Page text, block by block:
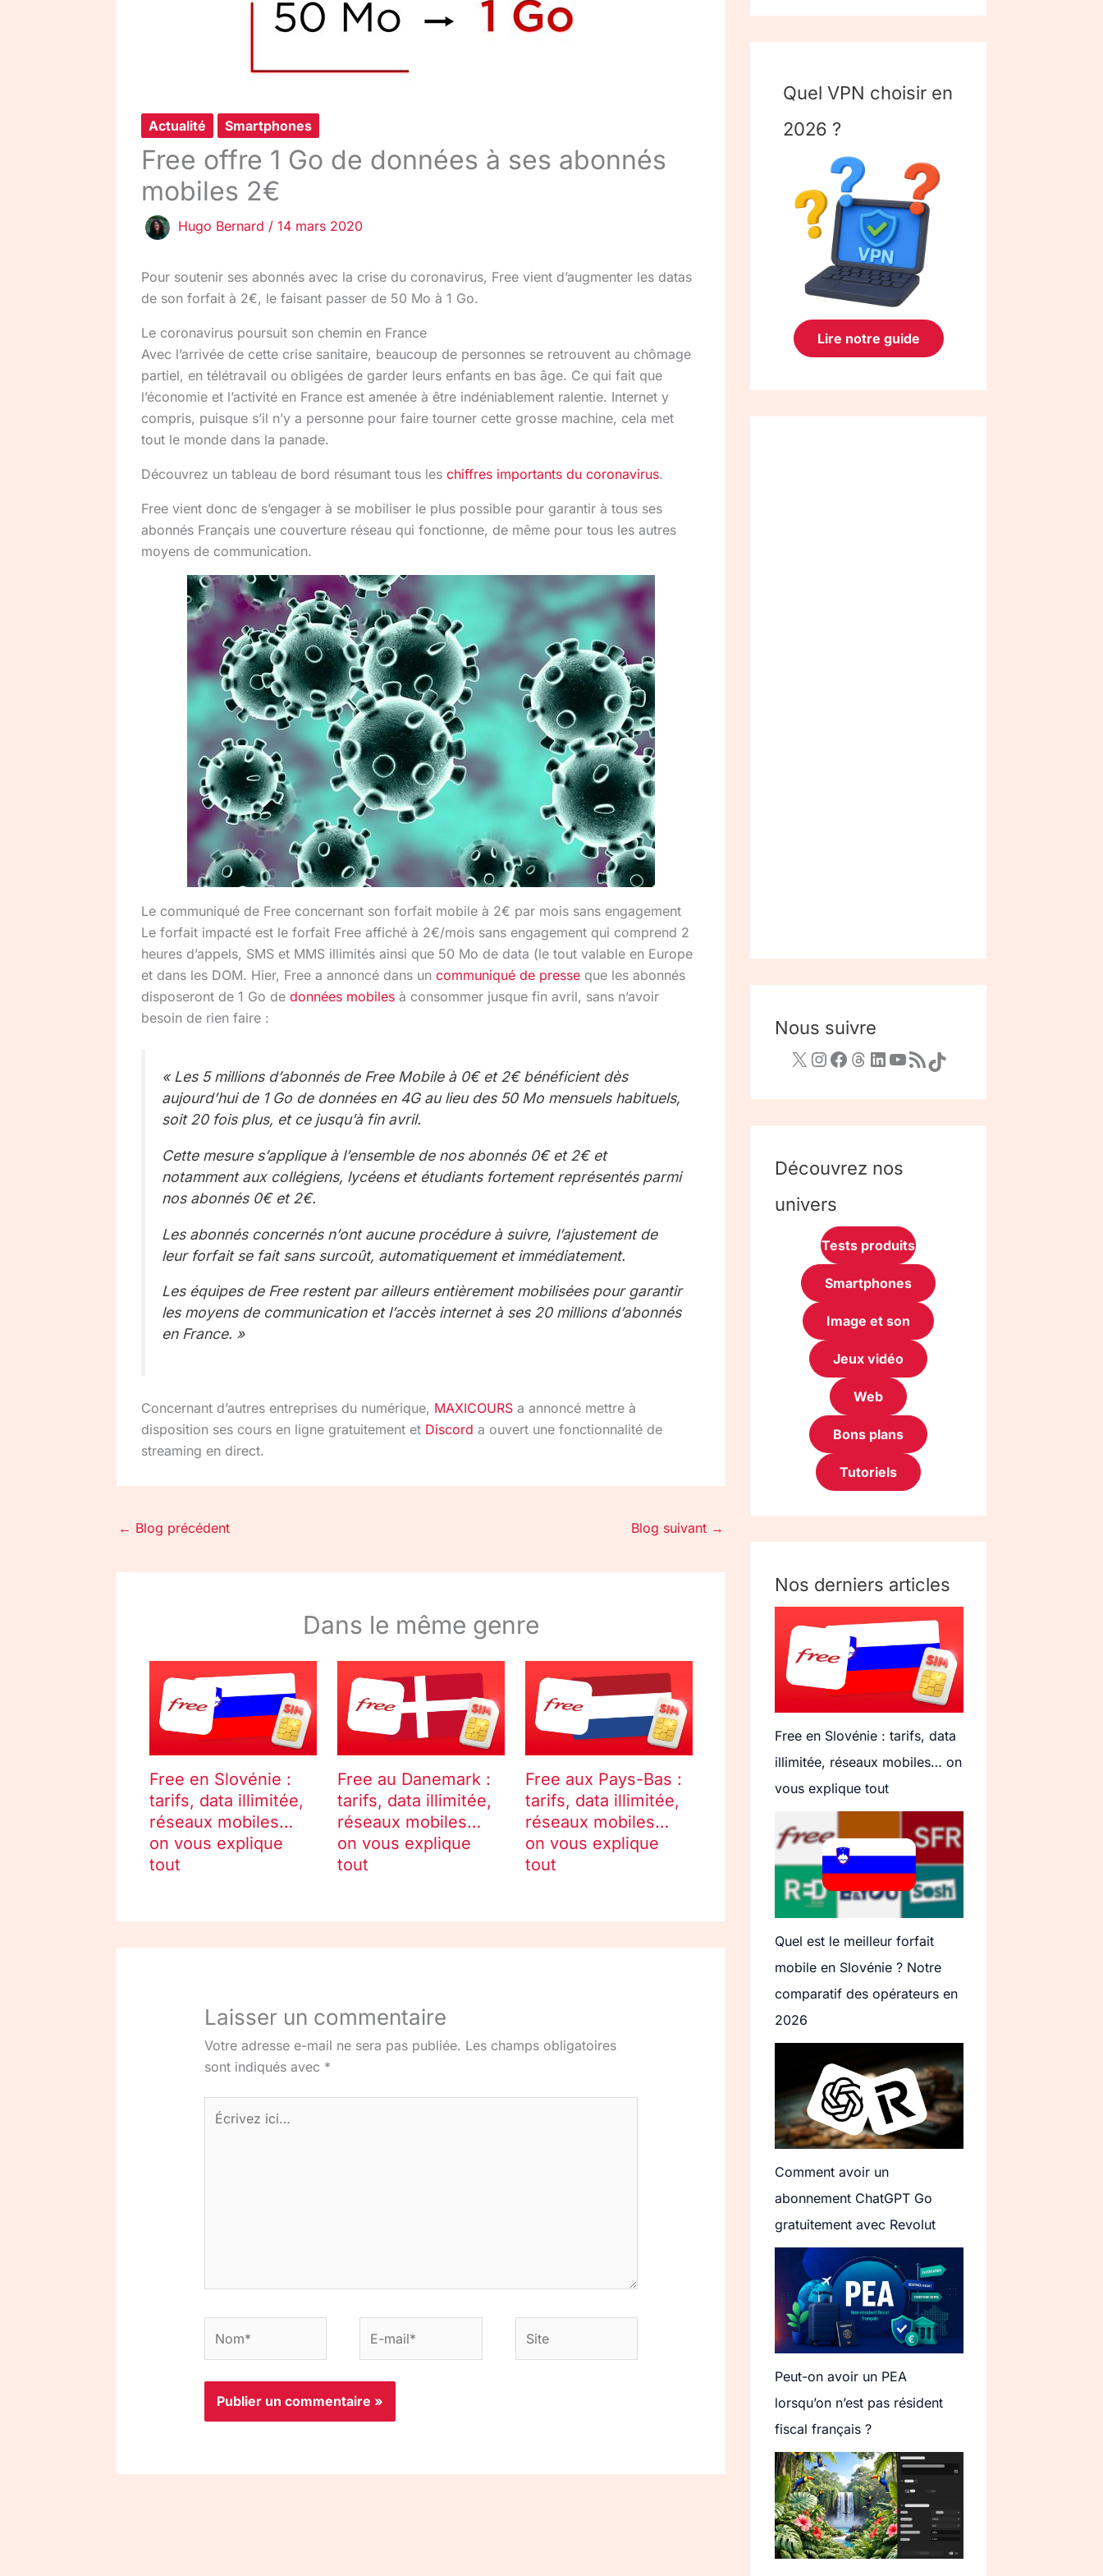
Actualité Smartphones
Free offre 1 Go de données à ses abonnés
mobiles 2€
Hugo Bernard / 14 mars 2020
Pour soutenir ses abonnés avec la crise du coronavirus, Free vient d’augmenter les datas
de son forfait à 2€, le faisant passer de 50 Mo à 1 Go.
Le coronavirus poursuit son chemin en France
Avec l’arrivée de cette crise sanitaire, beaucoup de personnes se retrouvent au chômage
partiel, en télétravail ou obligées de garder leurs enfants en bas âge. Ce qui fait que
l’économie et l’activité en France est amenée à être indéniablement ralentie. Internet y
compris, puisque s’il n’y a personne pour faire tourner cette grosse machine, cela met
tout le monde dans la panade.
Découvrez un tableau de bord résumant tous les chiffres importants du coronavirus.
Free vient donc de s’engager à se mobiliser le plus possible pour garantir à tous ses
abonnés Français une couverture réseau qui fonctionne, de même pour tous les autres
moyens de communication.
Le communiqué de Free concernant son forfait mobile à 2€ par mois sans engagement
Le forfait impacté est le forfait Free affiché à 2€/mois sans engagement qui comprend 2
heures d’appels, SMS et MMS illimités ainsi que 50 Mo de data (le tout valable en Europe
et dans les DOM. Hier, Free a annoncé dans un communiqué de presse que les abonnés
disposeront de 1 Go de données mobiles à consommer jusque fin avril, sans n’avoir
besoin de rien faire :
« Les 5 millions d’abonnés de Free Mobile à 0€ et 2€ bénéficient dès
aujourd’hui de 1 Go de données en 4G au lieu des 50 Mo mensuels habituels,
soit 20 fois plus, et ce jusqu’à fin avril.
Cette mesure s’applique à l’ensemble de nos abonnés 0€ et 2€ et
notamment aux collégiens, lycéens et étudiants fortement représentés parmi
nos abonnés 0€ et 2€.
Les abonnés concernés n’ont aucune procédure à suivre, l’ajustement de
leur forfait se fait sans surcoût, automatiquement et immédiatement.
Les équipes de Free restent par ailleurs entièrement mobilisées pour garantir
les moyens de communication et l’accès internet à ses 20 millions d’abonnés
en France. »
Concernant d’autres entreprises du numérique, MAXICOURS a annoncé mettre à
disposition ses cours en ligne gratuitement et Discord a ouvert une fonctionnalité de
streaming en direct.
← Blog précédent Blog suivant →
Dans le même genre
Free en Slovénie :
tarifs, data illimitée,
réseaux mobiles…
on vous explique
tout
Free au Danemark :
tarifs, data illimitée,
réseaux mobiles…
on vous explique
tout
Free aux Pays-Bas :
tarifs, data illimitée,
réseaux mobiles…
on vous explique
tout
Laisser un commentaire
Votre adresse e-mail ne sera pas publiée. Les champs obligatoires
sont indiqués avec *
Écrivez
ici…
mail*
Quel VPN choisir en
2026 ?
Lire notre guide
Nous suivre
Découvrez nos
univers
Tests produits
Smartphones
Image et son
Jeux vidéo
Web
Bons plans
Tutoriels
Nos derniers articles
Free en Slovénie : tarifs, data
illimitée, réseaux mobiles… on
vous explique tout
Quel est le meilleur forfait
mobile en Slovénie ? Notre
comparatif des opérateurs en
2026
Comment avoir un
abonnement ChatGPT Go
gratuitement avec Revolut
Peut-on avoir un PEA
lorsqu’on n’est pas résident
fiscal français ?